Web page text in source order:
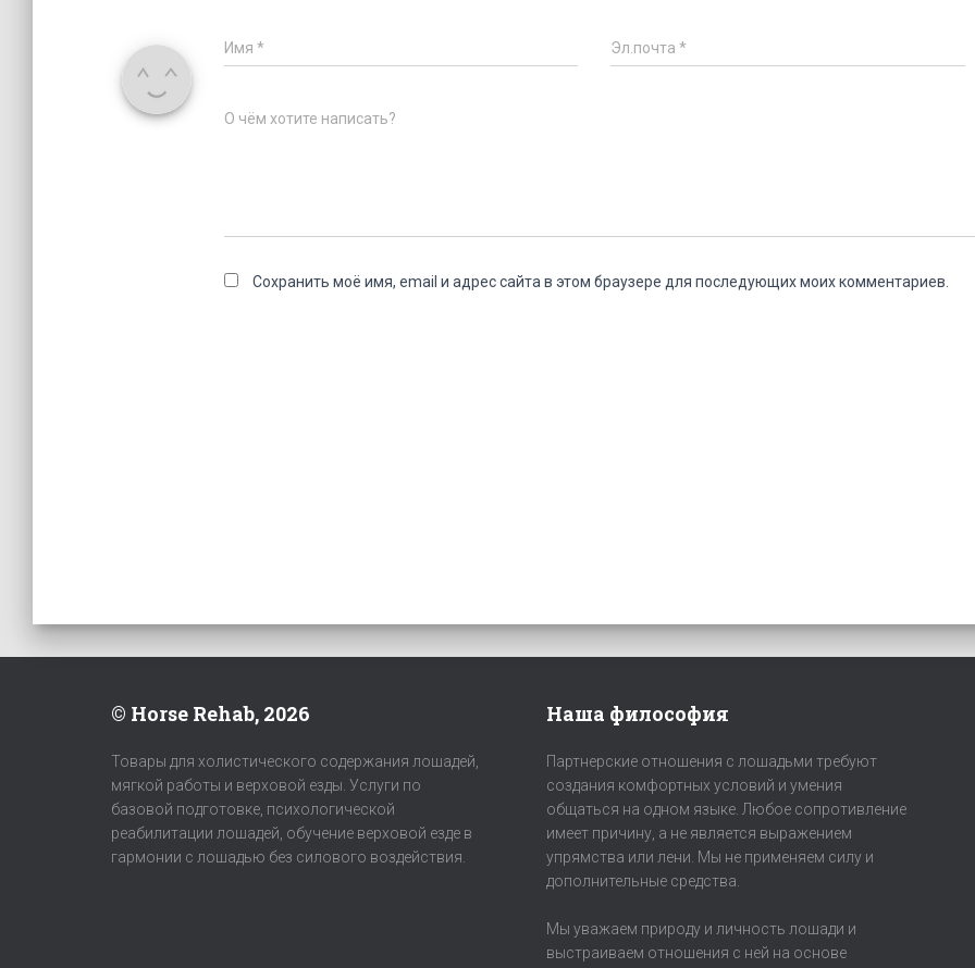
Имя * Эл.почта*
О чём хотите написать?
Сохранить моё имя, email и адрес сайта в этом браузере для последующих моих комментариев.
© Horse Rehab, 2026
Товары для холистического содержания лошадей,
мягкой работы и верховой езды. Услуги по
базовой подготовке, психологической
реабилитации лошадей, обучение верховой езде в
гармонии с лошадью без силового воздействия.
Наша философия
Партнерские отношения с лошадьми требуют
создания комфортных условий и умения
общаться на одном языке. Любое сопротивление
имеет причину, а не является выражением
упрямства или лени. Мы не применяем силу и
дополнительные средства.
Мы уважаем природу и личность лошади и
выстраиваем отношения с ней на основе